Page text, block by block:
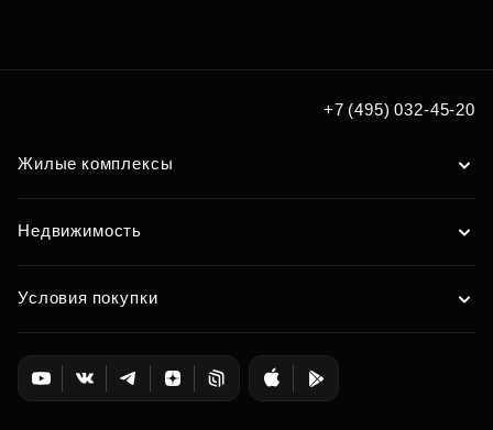
+7 (495) 032-45-20
Жилые комплексы
Недвижимость
Условия покупки